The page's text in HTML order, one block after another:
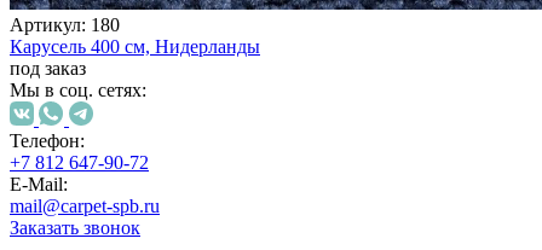
₽
от
5
от
Артикул: 180
Карусель 400 см, Нидерланды
под заказ
Мы в соц. сетях:
Телефон:
+7 812 647-90-72
E-Mail:
mail@carpet-spb.ru
Заказать звонок